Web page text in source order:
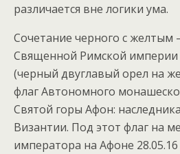
различается вне логики ума.
Сочетание черного с желтым
Священной Римской империи
(черный двуглавый орел на
флаг Автономного
Святой горы Афон:
Византии. Под этот флаг на
императора на Афоне